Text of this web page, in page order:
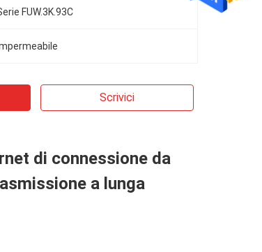
FUW.3K.93C
Scrivici
di connessione da
a lunga